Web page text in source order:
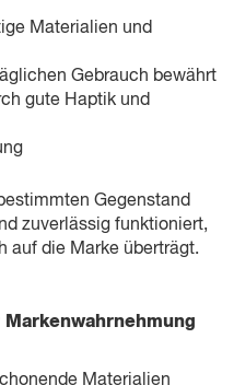
Materialien und
Gebrauch bewährt
gute Haptik und
Gegenstand
zuverlässig funktioniert,
auf die Marke überträgt.
Materialien